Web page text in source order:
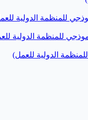
للمنظمة الدولية
للمنظمة الدولية
الدولية للعمل)